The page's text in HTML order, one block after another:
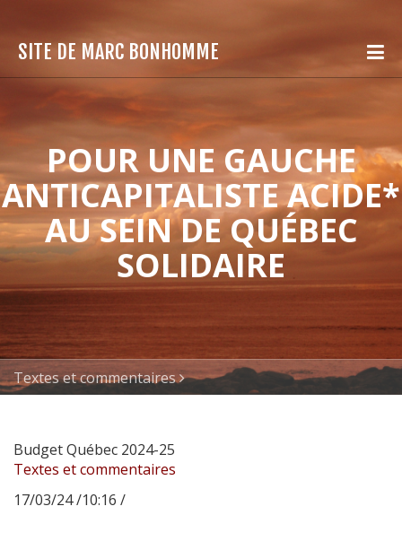
SITE DE MARC BONHOMME
POUR UNE GAUCHE
ANTICAPITALISTE ACIDE*
AU SEIN DE QUÉBEC
SOLIDAIRE
Textes et commentaires
Budget Québec 2024-25
Textes et commentaires
17/03/24 /10:16 /